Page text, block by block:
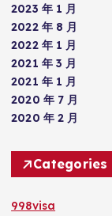
2023 年 1 月
2022 年 8 月
2022 年 1 月
2021 年 3 月
2021 年 1 月
2020 年 7 月
2020 年 2 月
Categories
998visa